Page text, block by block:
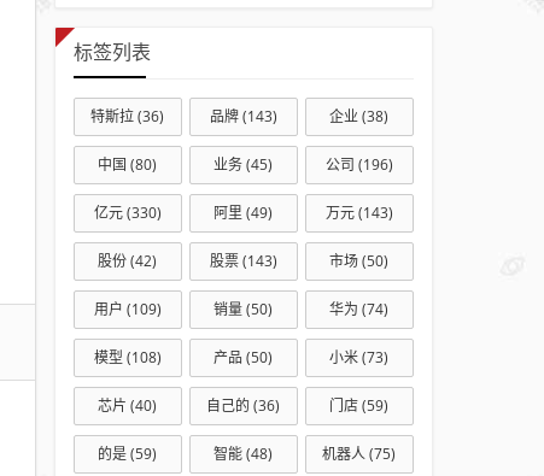
标签列表
特斯拉(36) 品牌(143) 企业(38)
中国 (80) 业务(45) 公司 (196)
亿元(330) 阿里 (49) 万元(143)
股份(42) 股票(143) 市场(50)
用户 (109) 销量(50) 华为 (74)
模型 (108) 产品 (50) 小米(73)
芯片 (40) 自己的 (36) 门店(59)
的是(59) 智能(48) 机器人(75)